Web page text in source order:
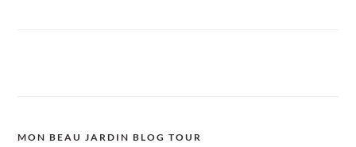
MON BEAU JARDIN BLOG TOUR